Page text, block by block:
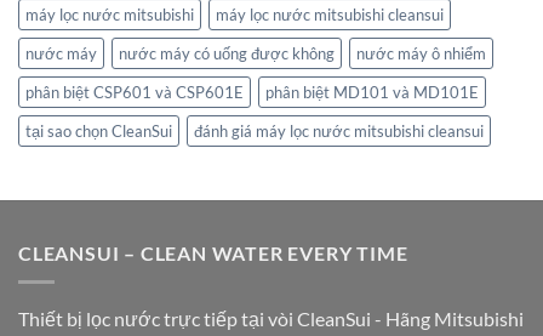
máy lọc nước mitsubishi
máy lọc nước mitsubishi cleansui
nước máy
nước máy có uống được không
nước máy ô nhiểm
phân biệt CSP601 và CSP601E
phân biệt MD101 và MD101E
tại sao chọn CleanSui
đánh giá máy lọc nước mitsubishi cleansui
CLEANSUI – CLEAN WATER EVERY TIME
Thiết bị lọc nước trực tiếp tại vòi CleanSui - Hãng Mitsubishi